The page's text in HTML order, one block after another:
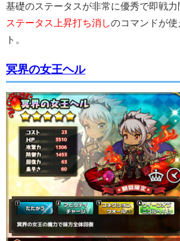
基礎のステータスが非常に優秀で即戦力
ステータス上昇打ち消しのコマンドが
ト。
冥界の女王ヘル